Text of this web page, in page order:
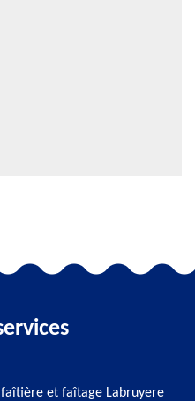
et faîtage Labruyere